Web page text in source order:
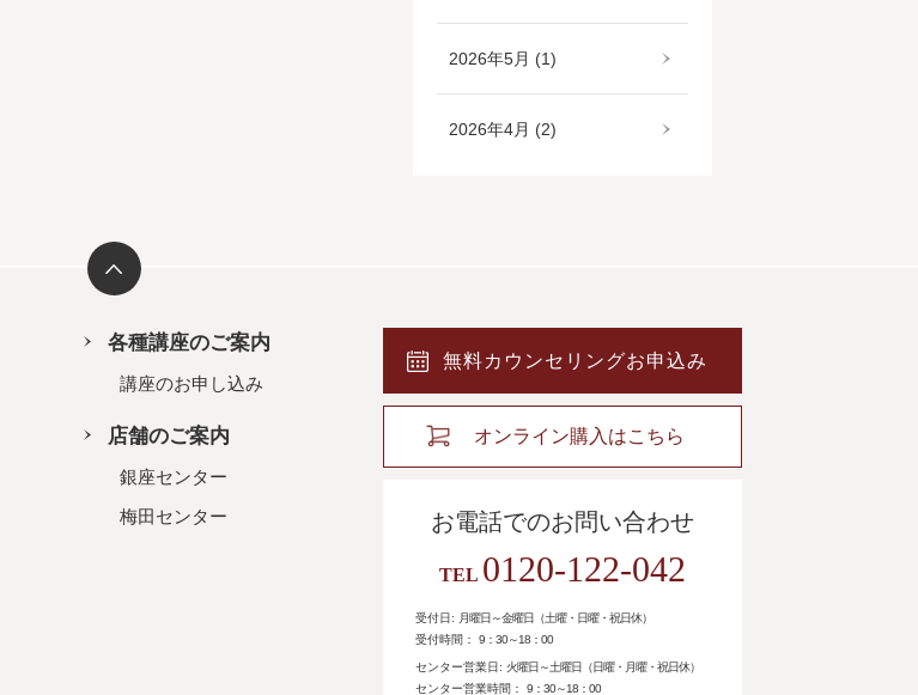
2026年5月 (1)
2026年4月 (2)
各種講座のご案内
講座のお申し込み
店舗のご案内
銀座センター
梅田センター
無料カウンセリングお申込み
オンライン購入はこちら
お電話でのお問い合わせ
TEL 0120-122-042
受付日: 月曜日～金曜日（土曜・日曜・祝日休）
受付時間：
9：30～18：00
センター営業日: 火曜日～土曜日（日曜・月曜・祝日休）
センター営業時間：
9：30～18：00